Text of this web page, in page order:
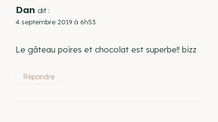
Dan dit :
4 septembre 2019 à 6h53
Le gâteau poires et chocolat est superbe!! bizz
Répondre